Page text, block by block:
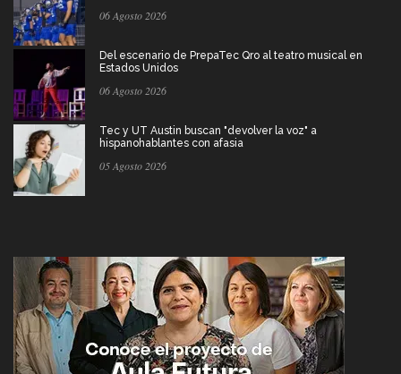
06 Agosto 2026
Del escenario de PrepaTec Qro al teatro musical en
Estados Unidos
06 Agosto 2026
Tec y UT Austin buscan "devolver la voz" a
hispanohablantes con afasia
05 Agosto 2026